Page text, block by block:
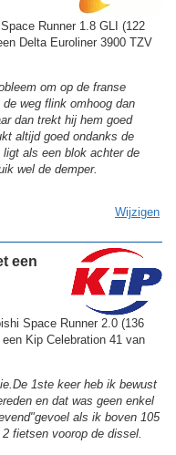
Runner 1.8 GLI (122
Delta Euroliner 3900 TZV
om op de franse
weg flink omhoog dan
dan trekt hij hem goed
altijd goed ondanks de
als een blok achter de
wel de demper.
Wijzigen
een
Space Runner 2.0 (136
Kip Celebration 41 van
1ste keer heb ik bewust
en dat was geen enkel
als ik boven 105
fietsen voorop de dissel.